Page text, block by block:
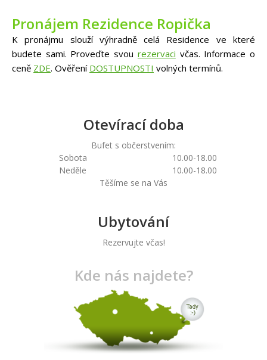
Pronájem Rezidence Ropička
K pronájmu slouží výhradně celá Residence ve které
budete sami. Proveďte svou rezervaci včas. Informace o
ceně ZDE. Ověření DOSTUPNOSTI volných termínů.
Otevírací doba
Bufet s občerstvením:
Sobota
10.00-18.00
Neděle
10.00-18.00
Těšíme se na Vás
Ubytování
Rezervujte včas!
Kde nás najdete?